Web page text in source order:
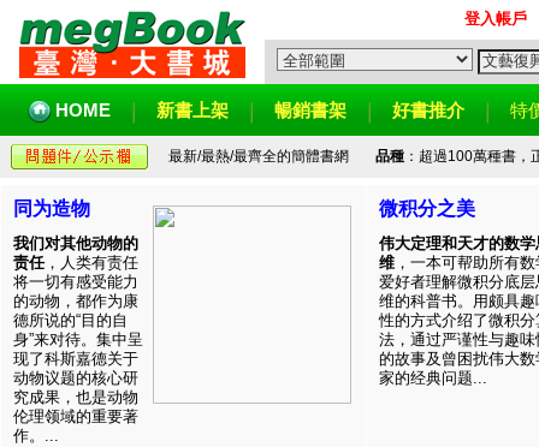
登入帳戶
HOME 新書上架 暢銷書架 好書推介 特
最新/最熱/最齊全的簡體書網 品種：超過100萬種書，
同为造物
我们对其他动物的
责任，人类有责任
将一切有感受能力
的动物，都作为康
德所说的“目的自
身”来对待。集中呈
现了科斯嘉德关于
动物议题的核心研
究成果，也是动物
伦理领域的重要著
作。...
微积分之美
伟大定理和天才的数学
维 ，一本可帮助所有数
爱好者理解微积分底层
维的科普书。用颇具趣
性的方式介绍了微积分
法，通过严谨性与趣味
的故事及曾困扰伟大数
家的经典问题...